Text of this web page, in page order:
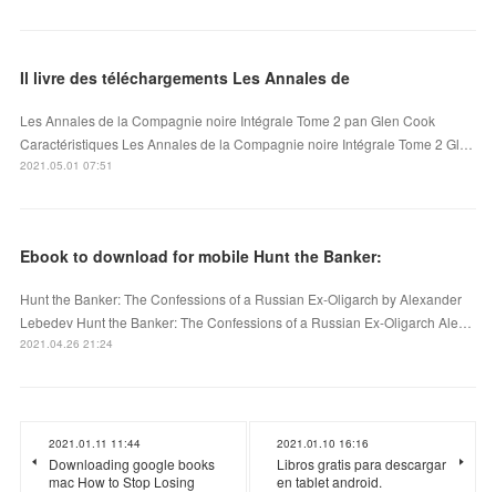
Il livre des téléchargements Les Annales de
Les Annales de la Compagnie noire Intégrale Tome 2 pan Glen Cook
Caractéristiques Les Annales de la Compagnie noire Intégrale Tome 2 Gl…
2021.05.01 07:51
Ebook to download for mobile Hunt the Banker:
Hunt the Banker: The Confessions of a Russian Ex-Oligarch by Alexander
Lebedev Hunt the Banker: The Confessions of a Russian Ex-Oligarch Ale…
2021.04.26 21:24
2021.01.11 11:44
Downloading google books
mac How to Stop Losing
2021.01.10 16:16
Libros gratis para descargar
en tablet android.